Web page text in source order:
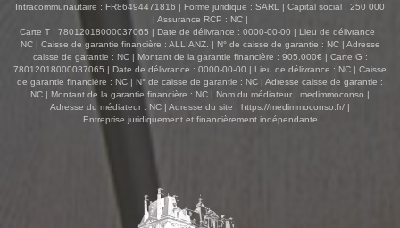
Intracommunautaire : FR86494471816 | Forme juridique : SARL | Capital social : 250 000
| Assurance RCP : NC |
Carte T : 78012018000037065 | Date de délivrance : 0000-00-00 | Lieu de délivrance :
NC | Caisse de garantie financière : ALLIANZ. | N° de caisse de garantie : NC | Adresse
caisse de garantie : NC | Montant de la garantie financière : 905.000€ | Carte G :
78012018000037065 | Date de délivrance : 0000-00-00 | Lieu de délivrance : NC | Caisse
de garantie financière : NC | N° de caisse de garantie : NC | Adresse caisse de garantie :
NC | Montant de la garantie financière : NC | Nom du médiateur : medimmoconso |
Adresse du médiateur : NC | Adresse du site : https://medimmoconso.fr/ |
Entreprise juridiquement et financièrement indépendante